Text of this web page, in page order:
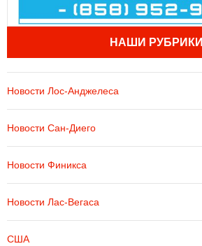
НАШИ РУБРИКИ
Новости Лос-Анджелеса
Новости Сан-Диего
Новости Финикса
Новости Лас-Вегаса
США